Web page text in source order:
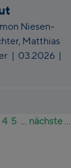
Niesen-
Matthias
| 03.2026 |
4 5 ... nächste ...